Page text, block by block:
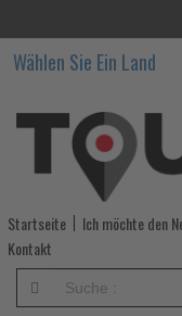
Wissen,
was
im
Tourismus
los
ist!
Wählen Sie Ein Land
Startseite Ich möchte den
Kontakt